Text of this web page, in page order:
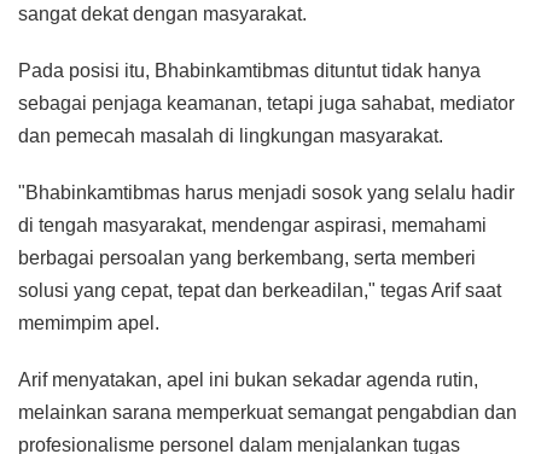
sangat dekat dengan masyarakat.
Pada posisi itu, Bhabinkamtibmas dituntut tidak hanya
sebagai penjaga keamanan, tetapi juga sahabat, mediator
dan pemecah masalah di lingkungan masyarakat.
"Bhabinkamtibmas harus menjadi sosok yang selalu hadir
di tengah masyarakat, mendengar aspirasi, memahami
berbagai persoalan yang berkembang, serta memberi
solusi yang cepat, tepat dan berkeadilan," tegas Arif saat
memimpim apel.
Arif menyatakan, apel ini bukan sekadar agenda rutin,
melainkan sarana memperkuat semangat pengabdian dan
profesionalisme personel dalam menjalankan tugas